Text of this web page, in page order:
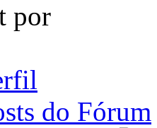
por
do Fórum